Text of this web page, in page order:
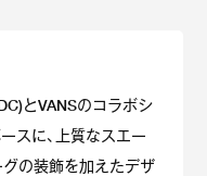
とVANSのコラボシ
スに、上質なスエー
グの装飾を加えたデザ